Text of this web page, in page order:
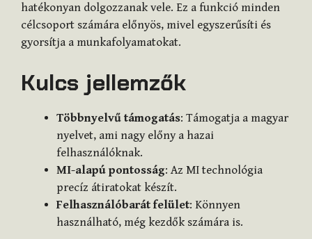
hatékonyan dolgozzanak vele. Ez a funkció minden
célcsoport számára előnyös, mivel egyszerűsíti és
gyorsítja a munkafolyamatokat.
Kulcs jellemzők
Többnyelvű támogatás: Támogatja a magyar
nyelvet, ami nagy előny a hazai
felhasználóknak.
MI-alapú pontosság: Az MI technológia
precíz átiratokat készít.
Felhasználóbarát felület: Könnyen
használható, még kezdők számára is.